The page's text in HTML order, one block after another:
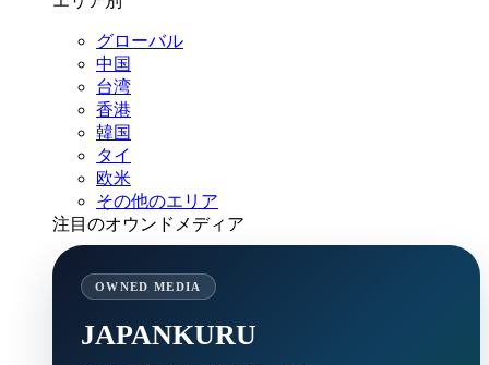
グローバル
中国
台湾
香港
韓国
タイ
欧米
その他のエリア
注目のオウンドメディア
OWNED MEDIA
JAPANKURU